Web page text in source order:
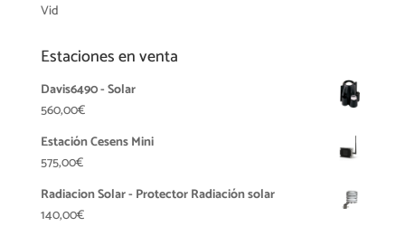
Vid
Estaciones en venta
Davis6490 - Solar
560,00€
Estación Cesens Mini
575,00€
Radiacion Solar - Protector Radiación solar
140,00€